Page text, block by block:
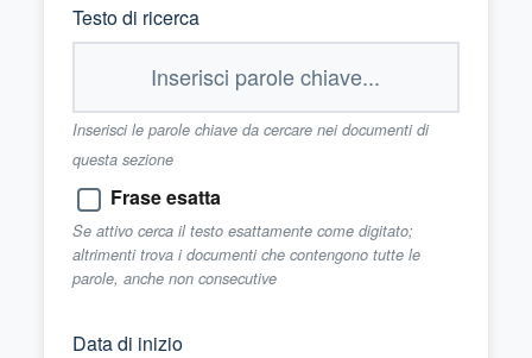
Testo di ricerca
Inserisci le parole chiave da cercare nei documenti di
questa sezione
Frase esatta
Se attivo cerca il testo esattamente come digitato;
altrimenti trova i documenti che contengono tutte le
parole, anche non consecutive
Data di inizio